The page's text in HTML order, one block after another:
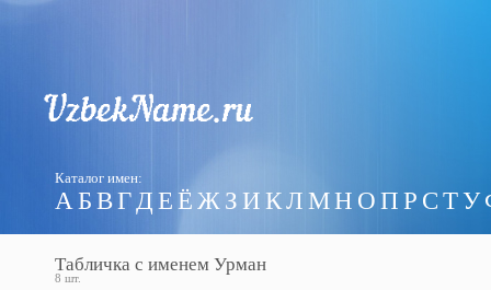
Каталог имен:
АБ ВГД Е Ё Ж З И КЛ МН О П Р С ТУ
Табличка с именем Урман
8 шт.